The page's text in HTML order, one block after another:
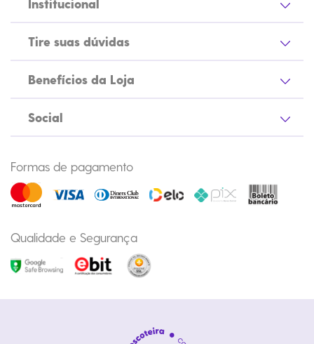
Institucional
Tire suas dúvidas
Benefícios da Loja
Social
Formas de pagamento
Qualidade e Segurança